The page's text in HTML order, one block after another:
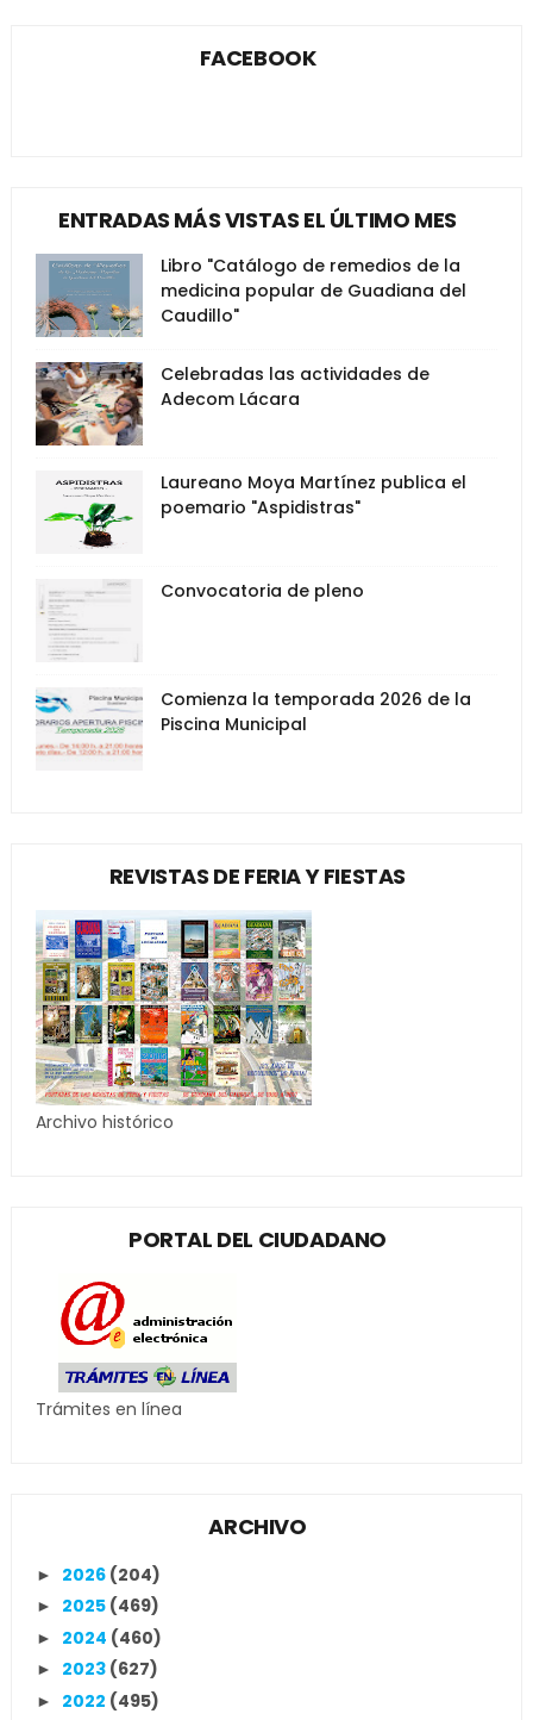
FACEBOOK
ENTRADAS MÁS VISTAS EL ÚLTIMO MES
Libro "Catálogo de remedios de la
medicina popular de Guadiana del
Caudillo"
Celebradas las actividades de
Adecom Lácara
Laureano Moya Martínez publica el
poemario "Aspidistras"
Convocatoria de pleno
Comienza la temporada 2026 de la
Piscina Municipal
REVISTAS DE FERIA Y FIESTAS
Archivo histórico
PORTAL DEL CIUDADANO
Trámites en línea
ARCHIVO
► 2026 (204)
► 2025 (469)
► 2024 (460)
► 2023 (627)
► 2022 (495)